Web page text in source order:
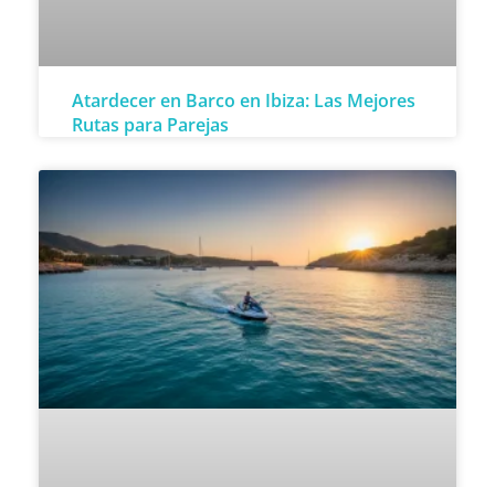
Atardecer en Barco en Ibiza: Las Mejores
Rutas para Parejas